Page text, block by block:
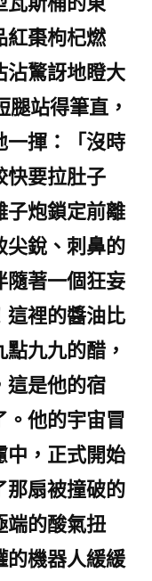
紅棗枸杞燃
驚訝地瞪大
站得筆直，
一揮：「沒時
快要拉肚子
子炮鎖定前離
尖銳、刺鼻的
隨著一個狂妄
這裡的醬油比
九九的醋，
這是他的宿
。他的宇宙冒
中，正式開始
那扇被撞破的
端的酸氣扭
的機器人緩緩